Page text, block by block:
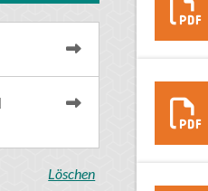
Löschen